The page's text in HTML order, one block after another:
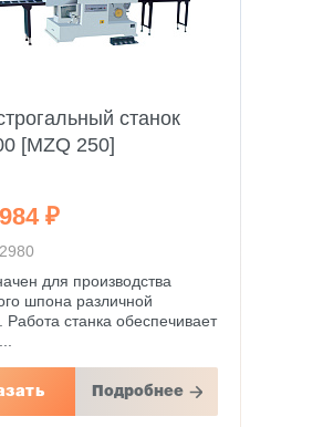
станок
[MZQ 250]
₽
для производства
шпона различной
станка обеспечивает
Подробнее